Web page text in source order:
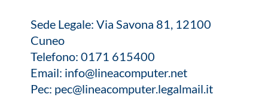
Sede Legale: Via Savona 81, 12100
Cuneo
Telefono: 0171 615400
Email: info@lineacomputer.net
Pec: pec@lineacomputer.legalmail.it